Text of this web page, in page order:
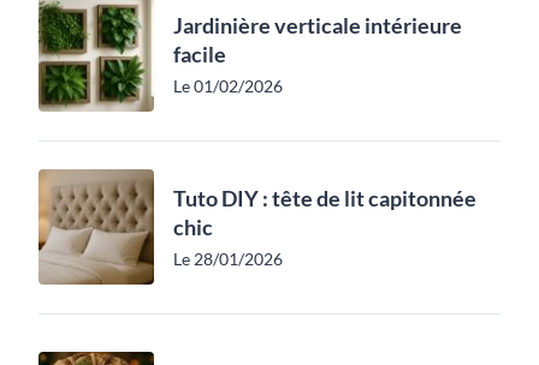
Jardinière verticale intérieure
facile
Le 01/02/2026
Tuto DIY : tête de lit capitonnée
chic
Le 28/01/2026